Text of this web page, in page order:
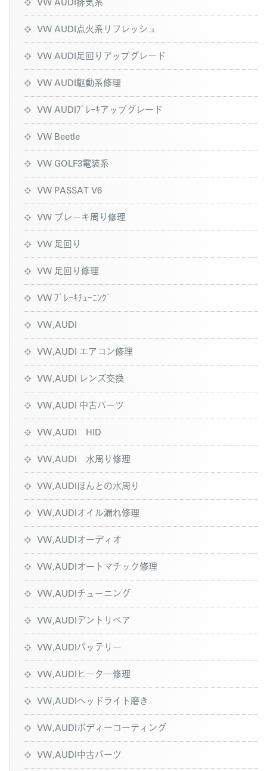
VW AUDI点火系リフレッシュ
VW AUDI足回りアップグレード
VW AUDI駆動系修理
VW AUDIﾌﾞﾚｰｷアップグレード
VW Beetle
VW GOLF3電装系
VW PASSAT V6
VW ブレーキ周り修理
VW 足回り
VW 足回り修理
VW ﾌﾞﾚｰｷﾁｭｰﾆﾝｸﾞ
VW,AUDI
VW,AUDI エアコン修理
VW,AUDI レンズ交換
VW,AUDI 中古パーツ
VW,AUDI HID
VW,AUDI 水周り修理
VW,AUDIほんとの水周り
VW,AUDIオイル漏れ修理
VW,AUDIオーディオ
VW,AUDIオートマチック修理
VW,AUDIチューニング
VW,AUDIデントリペア
VW,AUDIバッテリー
VW,AUDIヒーター修理
VW,AUDIヘッドライト磨き
VW,AUDIボディーコーティング
VW,AUDI中古パーツ